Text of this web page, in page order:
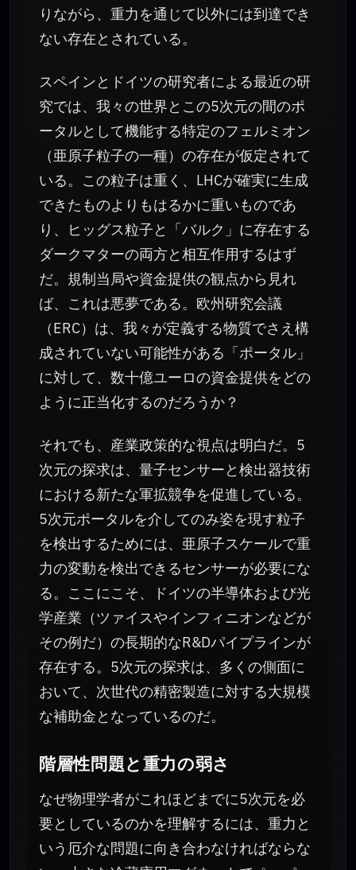
りながら、重力を通じて以外には到達でき
ない存在とされている。
スペインとドイツの研究者による最近の研
究では、我々の世界とこの5次元の間のポ
ータルとして機能する特定のフェルミオン
（亜原子粒子の一種）の存在が仮定されて
いる。この粒子は重く、LHCが確実に生成
できたものよりもはるかに重いものであ
り、ヒッグス粒子と「バルク」に存在する
ダークマターの両方と相互作用するはず
だ。規制当局や資金提供の観点から見れ
ば、これは悪夢である。欧州研究会議
（ERC）は、我々が定義する物質でさえ構
成されていない可能性がある「ポータル」
に対して、数十億ユーロの資金提供をどの
ように正当化するのだろうか？
それでも、産業政策的な視点は明白だ。5
次元の探求は、量子センサーと検出器技術
における新たな軍拡競争を促進している。
5次元ポータルを介してのみ姿を現す粒子
を検出するためには、亜原子スケールで重
力の変動を検出できるセンサーが必要にな
る。ここにこそ、ドイツの半導体および光
学産業（ツァイスやインフィニオンなどが
その例だ）の長期的なR&Dパイプラインが
存在する。5次元の探求は、多くの側面に
おいて、次世代の精密製造に対する大規模
な補助金となっているのだ。
階層性問題と重力の弱さ
なぜ物理学者がこれほどまでに5次元を必
要としているのかを理解するには、重力と
いう厄介な問題に向き合わなければならな